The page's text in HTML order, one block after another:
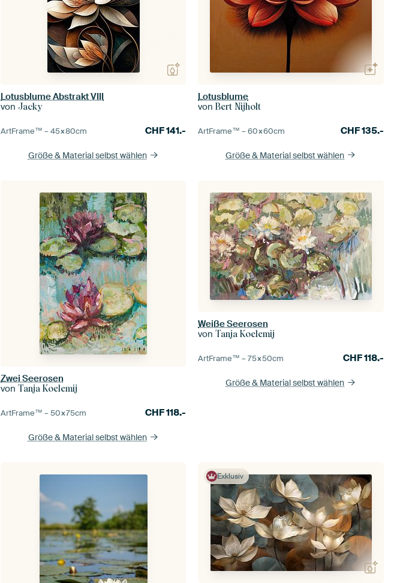
Lotusblume Abstrakt VIII
von Jacky
ArtFrame™ –45×80cm CHF141.-
Größe & Material selbst wählen
Lotusblume
vonBert Nijholt
ArtFrame™ –60×60cm CHF135.-
Größe & Material selbst wählen
Zwei Seerosen
vonTanja Koelemij
ArtFrame™ –50×75cm CHF118.-
Größe & Material selbst wählen
Weiße Seerosen
vonTanja Koelemij
ArtFrame™ –75×50cm CHF118.-
Größe & Material selbst wählen
Exklusiv